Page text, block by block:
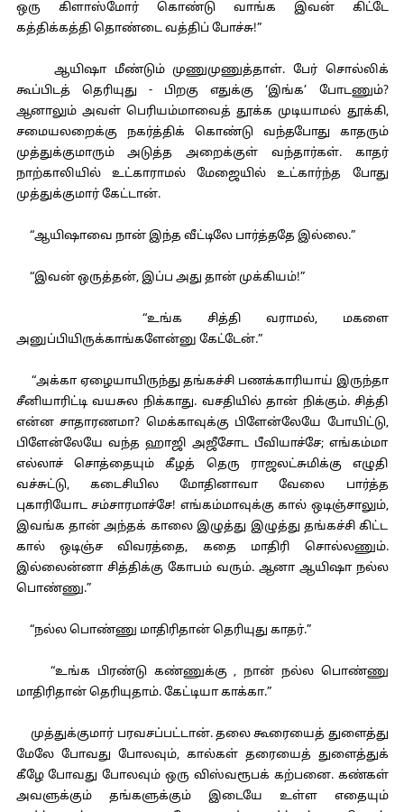
ஒரு கிளாஸ்மோர் கொண்டு வாங்க இவன் கிட்டே
கத்திக்கத்தி தொண்டை வத்திப் போச்சு!”
ஆயிஷா மீண்டும் முணுமுணுத்தாள். பேர் சொல்லிக்
கூப்பிடத் தெரியுது - பிறகு எதுக்கு ‘இங்க’ போடணும்?
ஆனாலும் அவள் பெரியம்மாவைத் தூக்க முடியாமல் தூக்கி,
சமையலறைக்கு நகர்த்திக் கொண்டு வந்தபோது காதரும்
முத்துக்குமாரும் அடுத்த அறைக்குள் வந்தார்கள். காதர்
நாற்காலியில் உட்காராமல் மேஜையில் உட்கார்ந்த போது
முத்துக்குமார் கேட்டான்.
“ஆயிஷாவை நான் இந்த வீட்டிலே பார்த்ததே இல்லை.”
“இவன் ஒருத்தன், இப்ப அது தான் முக்கியம்!”
“உங்க சித்தி வராமல், மகளை
அனுப்பியிருக்காங்களேன்னு கேட்டேன்.”
“அக்கா ஏழையாயிருந்து தங்கச்சி பணக்காரியாய் இருந்தா
சீனியாரிட்டி வயசுல நிக்காது. வசதியில் தான் நிக்கும். சித்தி
என்ன சாதாரணமா? மெக்காவுக்கு பிளேன்லேயே போயிட்டு,
பிளேன்லேயே வந்த ஹாஜி அஜீசோட பீவியாச்சே; எங்கம்மா
எல்லாச் சொத்தையும் கீழத் தெரு ராஜலட்சுமிக்கு எழுதி
வச்சுட்டு, கடைசியில மோதினாவா வேலை பார்த்த
புகாரியோட சம்சாரமாச்சே! எங்கம்மாவுக்கு கால் ஒடிஞ்சாலும்,
இவங்க தான் அந்தக் காலை இழுத்து இழுத்து தங்கச்சி கிட்ட
கால் ஒடிஞ்ச விவரத்தை, கதை மாதிரி சொல்லணும்.
இல்லைன்னா சித்திக்கு கோபம் வரும். ஆனா ஆயிஷா நல்ல
பொண்ணு.”
“நல்ல பொண்ணு மாதிரிதான் தெரியுது காதர்.”
“உங்க பிரண்டு கண்ணுக்கு , நான் நல்ல பொண்ணு
மாதிரிதான் தெரியுதாம். கேட்டியா காக்கா.”
முத்துக்குமார் பரவசப்பட்டான். தலை கூரையைத் துளைத்து
மேலே போவது போலவும், கால்கள் தரையைத் துளைத்துக்
கீழே போவது போலவும் ஒரு விஸ்வரூபக் கற்பனை. கண்கள்
அவளுக்கும் தங்களுக்கும் இடையே உள்ள எதையும்